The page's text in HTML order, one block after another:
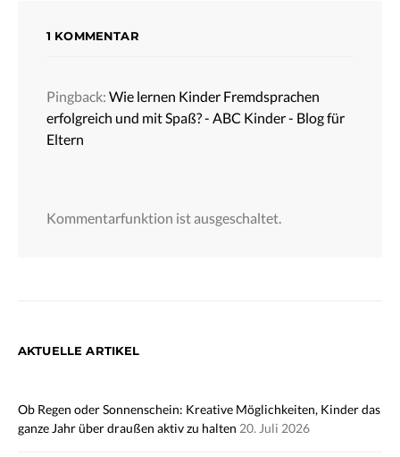
1 KOMMENTAR
Pingback: Wie lernen Kinder Fremdsprachen
erfolgreich und mit Spaß? - ABC Kinder - Blog für
Eltern
Kommentarfunktion ist ausgeschaltet.
AKTUELLE ARTIKEL
Ob Regen oder Sonnenschein: Kreative Möglichkeiten, Kinder das
ganze Jahr über draußen aktiv zu halten 20. Juli 2026